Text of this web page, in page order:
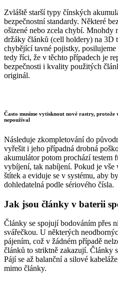
Zvláště starší typy čínských
bezpečnostní standardy. Některé
ošizené nebo zcela chybí. Mnohdy
držáky článků (cell holdery) na 3D
chybějící tavné pojistky,
tedy říci, že v těchto případech je
bezpečnosti i kvality použitých
originál.
Často musíme vytisknout nové rastry,
nepoužíval
Následuje zkompletování do
vyřešit i jeho případná drobná
akumulátor potom prochází testem
vybíjení, tak nabíjení. Pokud je vše
štítek a eviduje se v systému, aby
dohledatelná podle sériového čísla.
Jak jsou články v baterii
Články se spojují bodováním přes
svářečkou. U některých
pájením, což v žádném případě
článků to striktně zakazují. Články
Pájí se až balanční a silové
mimo články.